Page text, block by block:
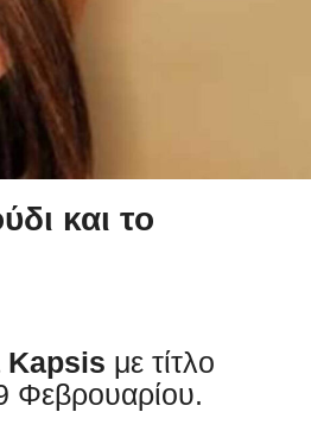
και το
Kapsis με τίτλο
Φεβρουαρίου.